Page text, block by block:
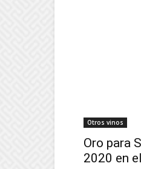
Otros vinos
Oro para
2020 en